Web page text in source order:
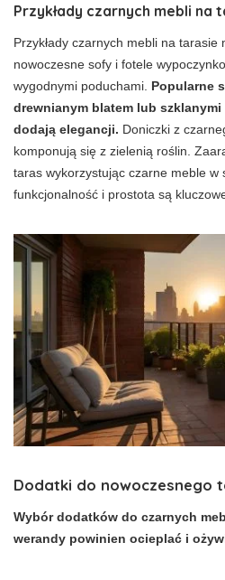
Przykłady czarnych mebli na
Przykłady czarnych mebli na tarasie
nowoczesne sofy i fotele
wygodnymi poduchami. Popularne
drewnianym blatem lub
dodają elegancji. Doniczki z
komponują się z zielenią roślin.
taras wykorzystując czarne meble w
funkcjonalność i prostota są
Dodatki do nowoczesnego
Wybór dodatków do czarnych
werandy powinien ocieplać i